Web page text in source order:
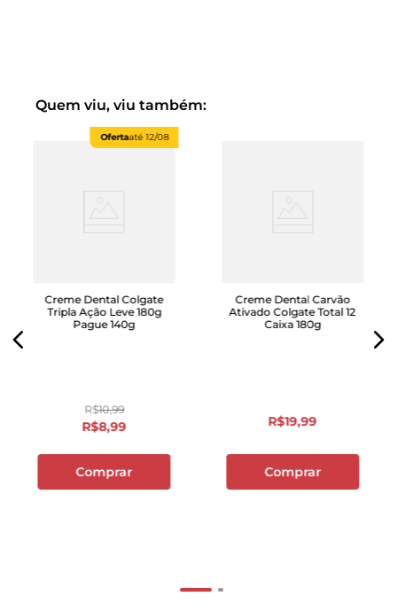
Quem viu, viu também:
Ofertaaté12/08
Creme Dental Colgate
Tripla Ação Leve 180g
Pague 140g
R$10,99
R$8,99
Comprar
Creme Dental Carvão
Ativado Colgate Total 12
Caixa 180g
R$19,99
Comprar